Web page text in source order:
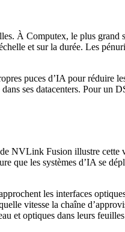
À Computex, le plus
et sur la durée. Les
puces d’IA pour réduire
ses datacenters. Pour
NVLink Fusion illustre
que les systèmes d’IA se
les interfaces
vitesse la chaîne
et optiques dans leurs